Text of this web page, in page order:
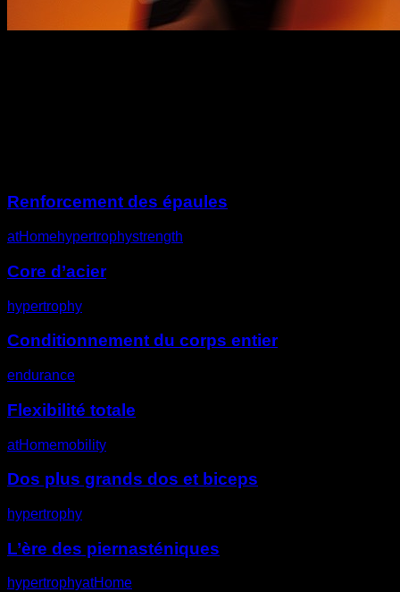
Renforcement des épaules
atHomehypertrophystrength
Core d’acier
hypertrophy
Conditionnement du corps entier
endurance
Flexibilité totale
atHomemobility
Dos plus grands dos et biceps
hypertrophy
L’ère des piernasténiques
hypertrophyatHome